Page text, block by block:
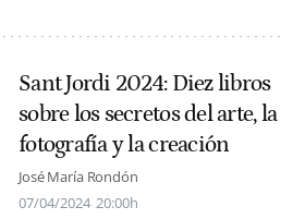
Sant Jordi 2024: Diez libros
sobre los secretos del arte, la
fotografía y la creación
José María Rondón
07/04/2024 20:00h